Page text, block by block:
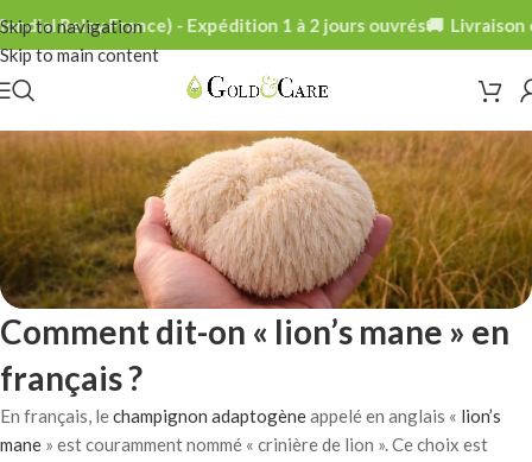
Skip to navigation
Skip to main content
Relay France) - Expédition 1 à 2 jours ouvrés🚚 Livraison
Comment dit-on « lion’s mane » en
français ?
En français, lechampignon adaptogèneappelé en anglais « lion’s
mane » est couramment nommé « crinière de lion ». Ce choix est